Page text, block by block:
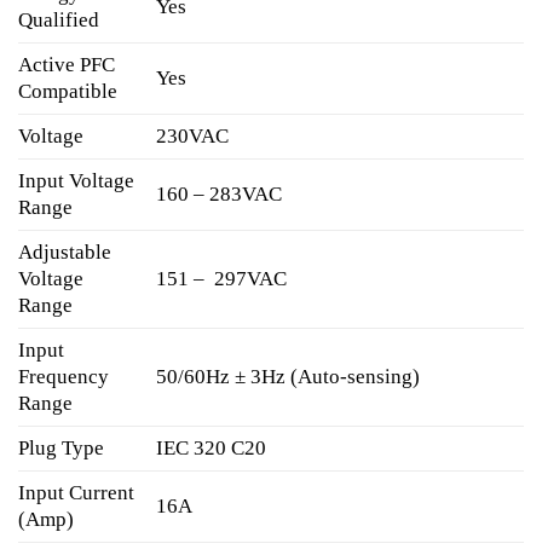
Qualified
Yes
Active PFC
Compatible
Yes
Voltage
230VAC
Input Voltage
Range
160 – 283VAC
Adjustable
Voltage
Range
151 – 297VAC
Input
Frequency
Range
50/60Hz ± 3Hz (Auto-sensing)
Plug Type
IEC 320 C20
Input Current
(Amp)
16A